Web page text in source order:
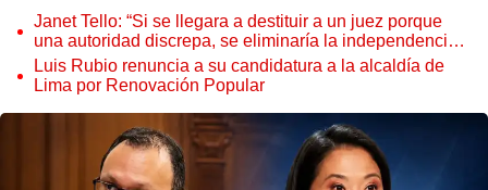
Janet Tello: “Si se llegara a destituir a un juez porque
una autoridad discrepa, se eliminaría la independencia
judicial”
Luis Rubio renuncia a su candidatura a la alcaldía de
Lima por Renovación Popular